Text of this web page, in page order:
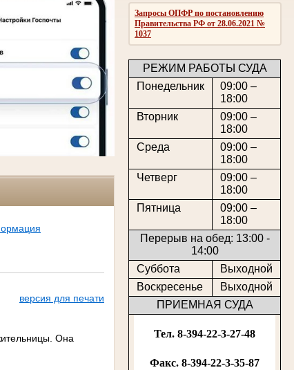
Запросы ОПФР по постановлению
Правительства РФ от 28.06.2021 №
1037
РЕЖИМ РАБОТЫ СУДА
Понедельник
09:00 –
18:00
Вторник
09:00 –
18:00
Среда
09:00 –
18:00
Четверг
09:00 –
18:00
Пятница
09:00 –
18:00
Перерыв на обед: 13:00 -
14:00
Суббота
Выходной
Воскресенье
Выходной
ПРИЕМНАЯ СУДА
Тел. 8-394-22-3-27-48
Факс. 8-394-22-3-35-87
версия для печати
Она